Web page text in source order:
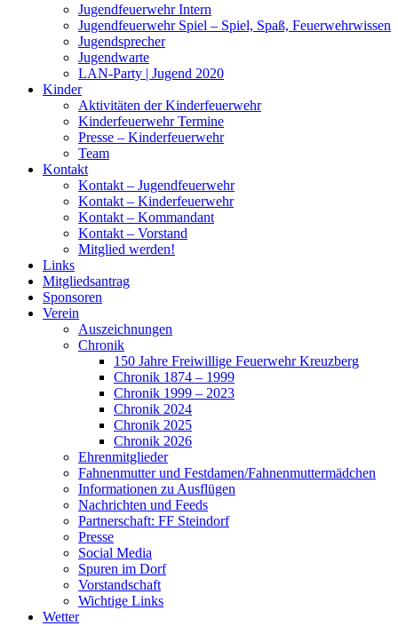
Jugendfeuerwehr Intern
Jugendfeuerwehr Spiel – Spiel, Spaß, Feuerwehrwissen
Jugendsprecher
Jugendwarte
LAN-Party | Jugend 2020
Kinder
Aktivitäten der Kinderfeuerwehr
Kinderfeuerwehr Termine
Presse – Kinderfeuerwehr
Team
Kontakt
Kontakt – Jugendfeuerwehr
Kontakt – Kinderfeuerwehr
Kontakt – Kommandant
Kontakt – Vorstand
Mitglied werden!
Links
Mitgliedsantrag
Sponsoren
Verein
Auszeichnungen
Chronik
150 Jahre Freiwillige Feuerwehr Kreuzberg
Chronik 1874 – 1999
Chronik 1999 – 2023
Chronik 2024
Chronik 2025
Chronik 2026
Ehrenmitglieder
Fahnenmutter und Festdamen/Fahnenmuttermädchen
Informationen zu Ausflügen
Nachrichten und Feeds
Partnerschaft: FF Steindorf
Presse
Social Media
Spuren im Dorf
Vorstandschaft
Wichtige Links
Wetter